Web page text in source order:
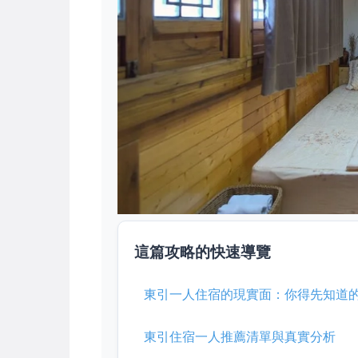
這篇攻略的快速導覽
東引一人住宿的現實面：你得先知道
東引住宿一人推薦清單與真實分析